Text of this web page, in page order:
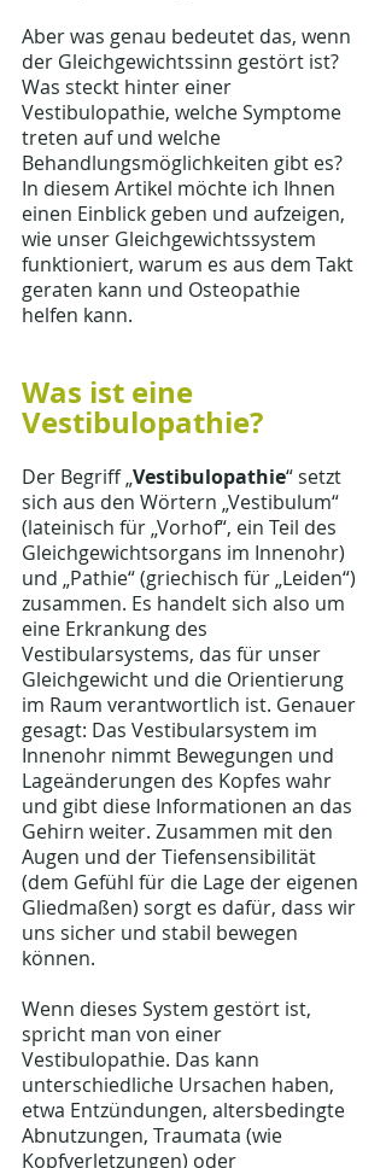
Aber was genau bedeutet das, wenn
der Gleichgewichtssinn gestört ist?
Was steckt hinter einer
Vestibulopathie, welche Symptome
treten auf und welche
Behandlungsmöglichkeiten gibt es?
In diesem Artikel möchte ich Ihnen
einen Einblick geben und aufzeigen,
wie unser Gleichgewichtssystem
funktioniert, warum es aus dem Takt
geraten kann und Osteopathie
helfen kann.
Was ist eine
Vestibulopathie?
Der Begriff „Vestibulopathie“ setzt
sich aus den Wörtern „Vestibulum“
(lateinisch für „Vorhof“, ein Teil des
Gleichgewichtsorgans im Innenohr)
und „Pathie“ (griechisch für „Leiden“)
zusammen. Es handelt sich also um
eine Erkrankung des
Vestibularsystems, das für unser
Gleichgewicht und die Orientierung
im Raum verantwortlich ist. Genauer
gesagt: Das Vestibularsystem im
Innenohr nimmt Bewegungen und
Lageänderungen des Kopfes wahr
und gibt diese Informationen an das
Gehirn weiter. Zusammen mit den
Augen und der Tiefensensibilität
(dem Gefühl für die Lage der eigenen
Gliedmaßen) sorgt es dafür, dass wir
uns sicher und stabil bewegen
können.
Wenn dieses System gestört ist,
spricht man von einer
Vestibulopathie. Das kann
unterschiedliche Ursachen haben,
etwa Entzündungen, altersbedingte
Abnutzungen, Traumata (wie
Kopfverletzungen) oder